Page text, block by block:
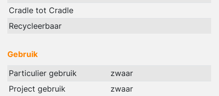
Cradle tot Cradle
Recycleerbaar
Gebruik
Particulier gebruik
zwaar
Project gebruik
zwaar